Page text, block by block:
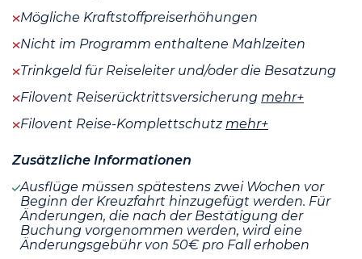
Mögliche Kraftstoffpreiserhöhungen
Nicht im Programm enthaltene Mahlzeiten
Trinkgeld für Reiseleiter und/oder die Besatzung
Filovent Reiserücktrittsversicherung mehr+
Filovent Reise-Komplettschutzmehr+
Zusätzliche Informationen
Ausflüge müssen spätestens zwei Wochen vor
Beginn der Kreuzfahrt hinzugefügt werden. Für
Änderungen, die nach der Bestätigung der
Buchung vorgenommen werden, wird eine
Änderungsgebühr von 50€ pro Fall erhoben